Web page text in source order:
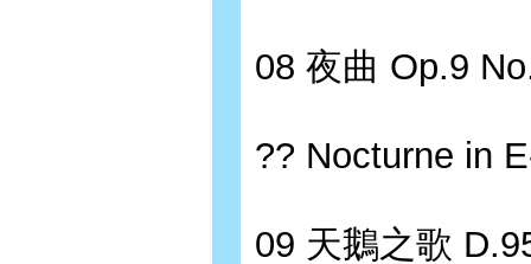
08 夜曲 Op.9
?? Nocturne in
09 天鵝之歌